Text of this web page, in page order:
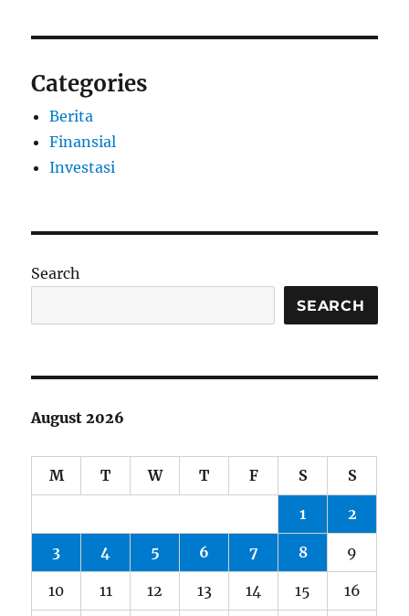
Categories
Berita
Finansial
Investasi
Search
SEARCH
August 2026
M T W T F S S
1 2
3 4 5 6 7 8 9
10 11 12 13 14 15 16